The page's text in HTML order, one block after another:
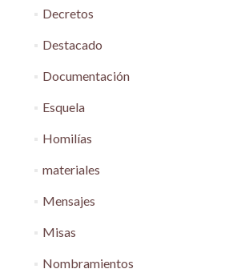
Decretos
Destacado
Documentación
Esquela
Homilías
materiales
Mensajes
Misas
Nombramientos